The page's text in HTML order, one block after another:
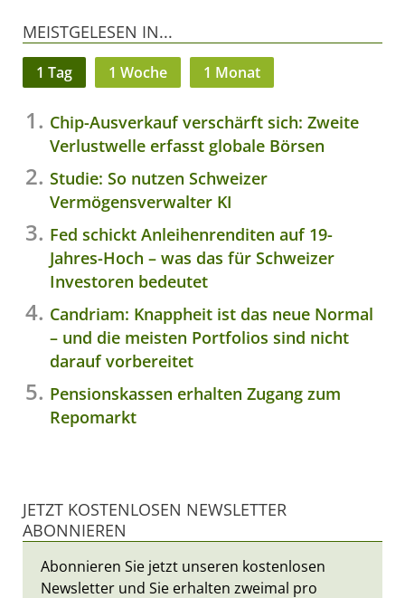
MEISTGELESEN IN...
1 Tag 1 Woche 1 Monat
Chip-Ausverkauf verschärft sich: Zweite
Verlustwelle erfasst globale Börsen
Studie: So nutzen Schweizer
Vermögensverwalter KI
Fed schickt Anleihenrenditen auf 19-
Jahres-Hoch – was das für Schweizer
Investoren bedeutet
Candriam: Knappheit ist das neue Normal
– und die meisten Portfolios sind nicht
darauf vorbereitet
Pensionskassen erhalten Zugang zum
Repomarkt
JETZT KOSTENLOSEN NEWSLETTER
ABONNIEREN
Abonnieren Sie jetzt unseren kostenlosen
Newsletter und Sie erhalten zweimal pro